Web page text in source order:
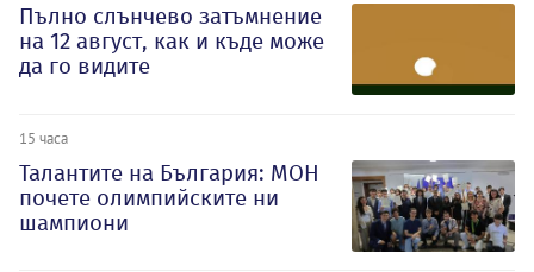
Пълно слънчево затъмнение
на 12 август, как и къде може
да го видите
15 часа
Талантите на България: МОН
почете олимпийските ни
шампиони